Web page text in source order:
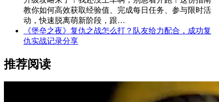
教你如何高效获取经验值、完成每日任务、参与限时活
动，快速脱离萌新阶段，跟…
《堡垒之夜》复仇之战怎么打？队友给力配合，成功复
仇实战记录分享
推荐阅读